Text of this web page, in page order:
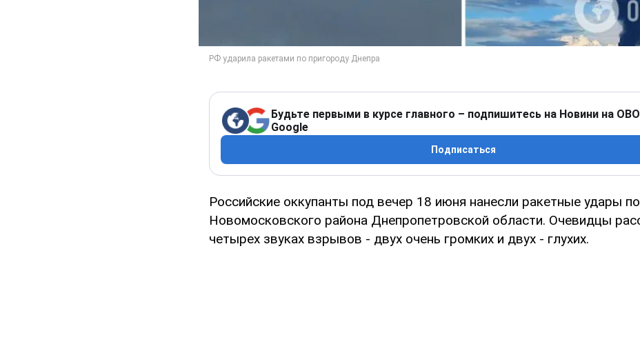
Будьте первыми в курсе главного – подпишитесь на Новини на
Google
Подписаться
Российские оккупанты под вечер 18 июня нанесли ракетные удары
Новомосковского района Днепропетровской области. Очевидцы
четырех звуках взрывов - двух очень громких и двух - глухих.